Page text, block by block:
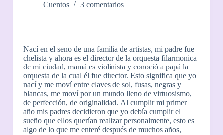
Cuentos
3 comentarios
Nací en el seno de una familia de artistas, mi padre fue
chelista y ahora es el director de la orquesta filarmonica
de mi ciudad, mamá es violinista y conoció a papá la
orquesta de la cual él fue director. Esto significa que yo
nací y me moví entre claves de sol, fusas, negras y
blancas, me moví por un mundo lleno de virtuosismo,
de perfección, de originalidad. Al cumplir mi primer
año mis padres decidieron que yo debía cumplir el
sueño que ellos querían realizar personalmente, esto es
algo de lo que me enteré después de muchos años,